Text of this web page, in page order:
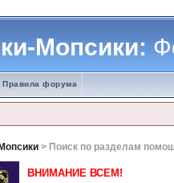
Мопсики:
Правила форума
> Поиск по разделам
ВНИМАНИЕ ВСЕМ!